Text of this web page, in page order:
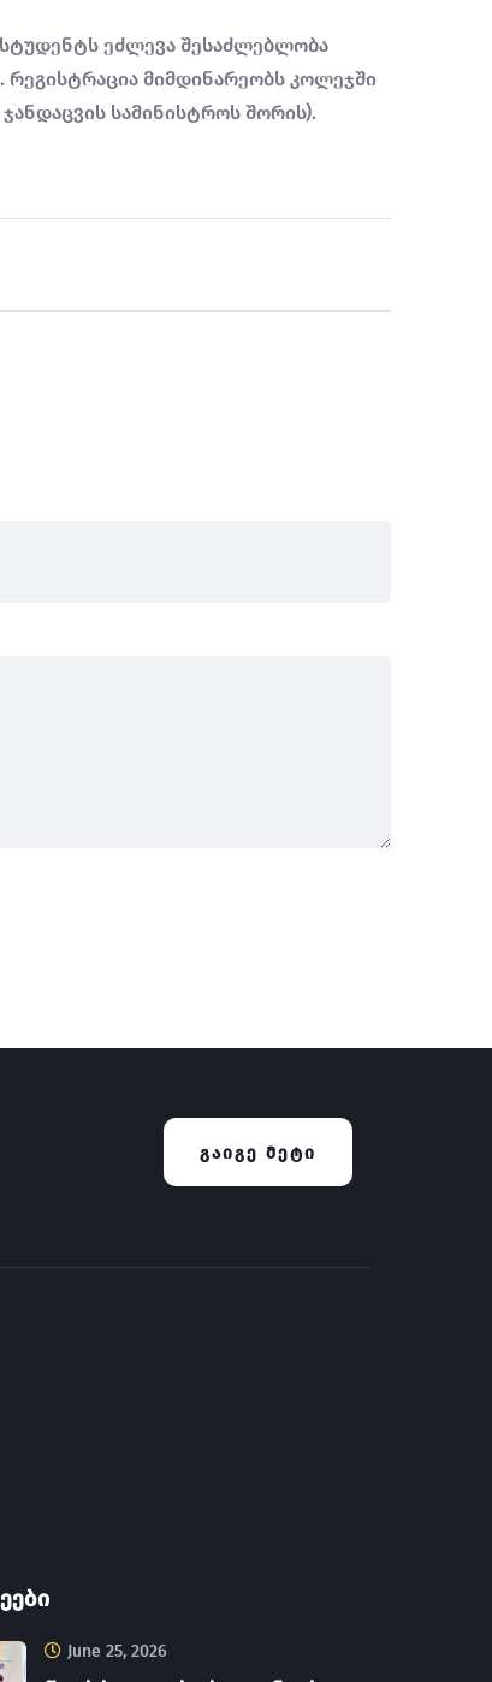
ეძლევა შესაძლებლობა
მიმდინარეობს კოლეჯში
სამინისტროს შორის).
ᲒᲐᲘᲒᲔ ᲛᲔᲢᲘ
June 25, 2026